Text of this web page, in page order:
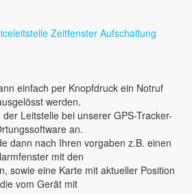
einfach per Knopfdruck ein Notruf
werden.
Leitstelle bei unserer GPS-Tracker-
an.
dann nach Ihren vorgaben z.B. einen
mit den
sowie eine Karte mit aktueller Position
die vom Gerät mit